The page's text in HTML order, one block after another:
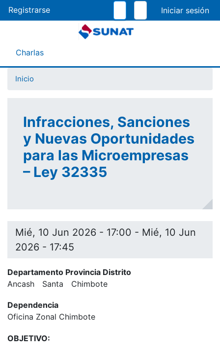
al
contenido
Registrarse
Menú Asistente
Charlas
Inicio
Infracciones, Sanciones
y Nuevas Oportunidades
para las Microempresas
– Ley 32335
Mié, 10 Jun 2026 - 17:00 - Mié, 10 Jun
2026 - 17:45
Departamento Provincia Distrito
Ancash
Santa Chimbote
Dependencia
Oficina Zonal Chimbote
OBJETIVO: